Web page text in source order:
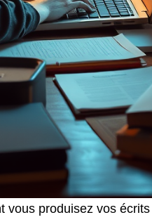
vous produisez vos